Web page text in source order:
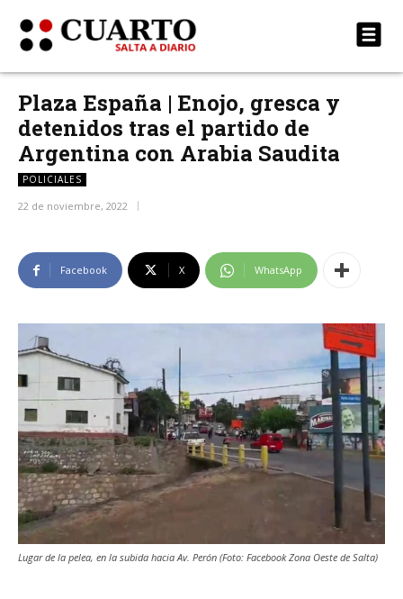
Plaza España | Enojo, gresca y
detenidos tras el partido de
Argentina con Arabia Saudita
POLICIALES
22 de noviembre, 2022
Facebook X WhatsApp
Lugar de la pelea, en la subida hacia Av. Perón (Foto: Facebook Zona Oeste de Salta)